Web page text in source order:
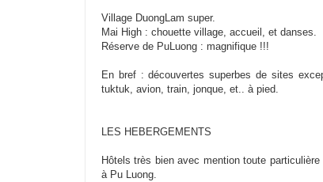
Village DuongLam super.
Mai High : chouette village, accueil, et danses.
Réserve de PuLuong : magnifique !!!
En bref : découvertes superbes de sites
tuktuk, avion, train, jonque, et.. à pied.
LES HEBERGEMENTS
Hôtels très bien avec mention toute
à Pu Luong.